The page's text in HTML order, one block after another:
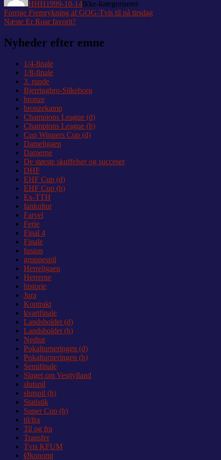
HHH1999-10-14Ikke-kategoriseret
Indlægsnavigation
Forrige Forrige
indlæg:
Fremrykning af GOG-Tvis til på tirsdag
Næste Næste
Er Roar favorit?
Nyheder efter emne
1/4-finale
1/8-finale
3. runde
Bjerringbro-Silkeborg
bronze
bronzekamp
Champions League (d)
Champions League (h)
Cup Winners Cup (d)
Dameligaen
Damerne
De største skuffelser og succeser
DHF
EHF Cup (d)
EHF Cup (h)
Ex-TTH
fankultur
Farvel
Ferie
Final 4
Finale
fusion
gruppespil
Herreligaen
Herrerne
historie
Jura
Kontrakt
kvartfinale
Landsholdet (d)
Landsholdet (h)
Nedtur
Pokalturneringen (d)
Pokalturneringen (h)
Semifinale
Slaget om Vestjylland
slutspil
slutspil (h)
Statistik
Super Cup (h)
til/fra
Til og fra
Transfer
Tvis KFUM
Økonomi